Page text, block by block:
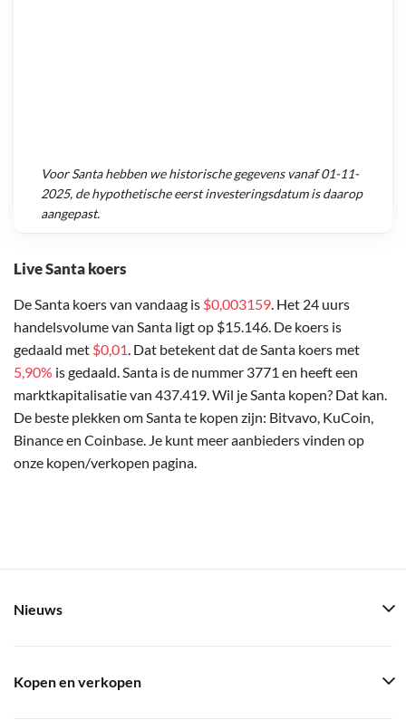
Live Santa koers
De Santa koers van vandaag is $0,003159. Het 24 uurs
handelsvolume van Santa ligt op $15.146. De koers is
gedaald met $0,01. Dat betekent dat de Santa koers met
5,90% is gedaald. Santa is de nummer 3771 en heeft een
marktkapitalisatie van 437.419. Wil je Santa kopen? Dat kan.
De beste plekken om Santa te kopen zijn: Bitvavo, KuCoin,
Binance en Coinbase. Je kunt meer aanbieders vinden op
onze kopen/verkopen pagina.
VoorSantahebben we historische gegevens vanaf01-11-
2025, de hypothetische eerst investeringsdatum is daarop
aangepast.
Nieuws
Kopen en verkopen